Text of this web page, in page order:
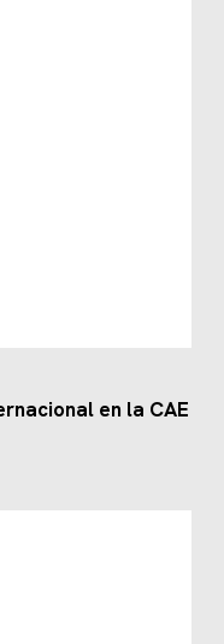
en la CAE